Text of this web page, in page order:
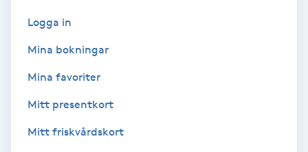
Keratinbehandling
Kiropraktik
Logga in
Mina bokningar
Mina favoriter
Mitt presentkort
Mitt friskvårdskort